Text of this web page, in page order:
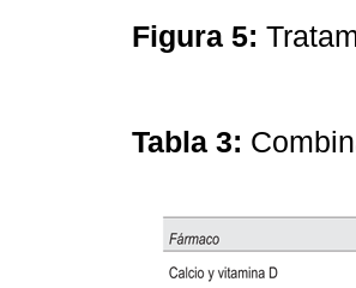
Figura 5:
Tabla 3: